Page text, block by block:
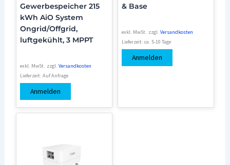
Gewerbespeicher 215
kWh AiO System
Ongrid/Offgrid,
luftgekühlt, 3 MPPT
exkl. MwSt. zzgl.Versandkosten
Lieferzeit:Auf Anfrage
Anmelden
& Base
exkl. MwSt. zzgl. Versandkosten
Lieferzeit: ca. 5-10 Tage
Anmelden